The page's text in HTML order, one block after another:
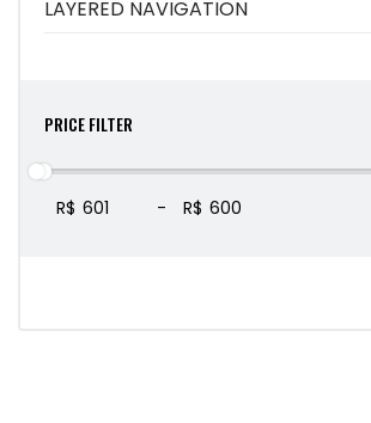
LAYERED NAVIGATION
PRICE FILTER
R$ - R$